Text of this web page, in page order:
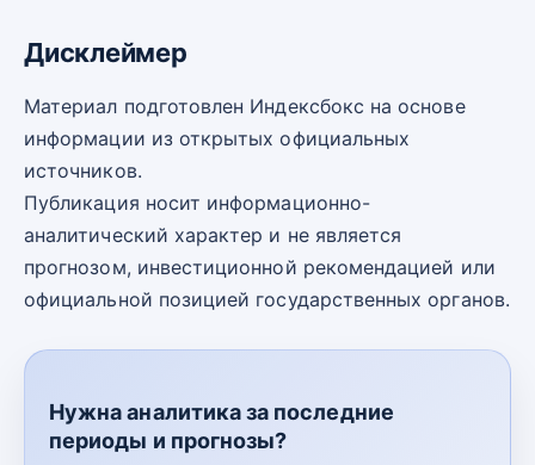
Дисклеймер
Материал подготовлен Индексбокс на основе
информации из открытых официальных
источников.
Публикация носит информационно-
аналитический характер и не является
прогнозом, инвестиционной рекомендацией или
официальной позицией государственных органов.
Нужна аналитика за последние
периоды и прогнозы?